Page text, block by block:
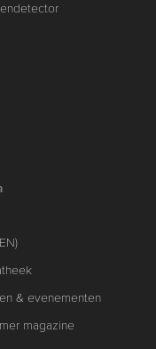
& evenementen
magazine